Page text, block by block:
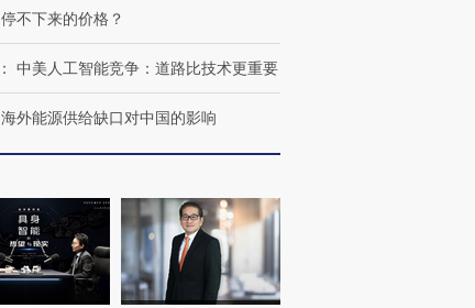
停不下来的价格？
： 中美人工智能竞争：道路比技术更重要
海外能源供给缺口对中国的影响